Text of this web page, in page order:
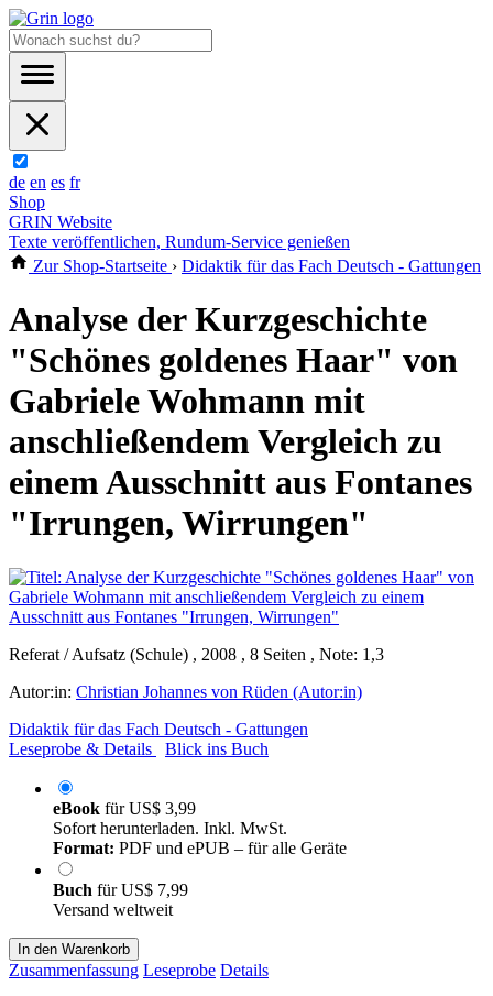
de en es fr
Shop
GRIN Website
Texte veröffentlichen, Rundum-Service genießen
Zur Shop-Startseite › Didaktik für das Fach Deutsch - Gattungen
Analyse der Kurzgeschichte
"Schönes goldenes Haar" von
Gabriele Wohmann mit
anschließendem Vergleich zu
einem Ausschnitt aus Fontanes
"Irrungen, Wirrungen"
Referat / Aufsatz (Schule) , 2008 , 8 Seiten , Note: 1,3
Autor:in: Christian Johannes von Rüden (Autor:in)
Didaktik für das Fach Deutsch - Gattungen
Leseprobe & Details
Blick ins Buch
eBook fürUS$ 3,99
Sofort herunterladen. Inkl. MwSt.
Format: PDF und ePUB – für alle Geräte
Buch fürUS$ 7,99
Versand weltweit
In den Warenkorb
Zusammenfassung Leseprobe Details